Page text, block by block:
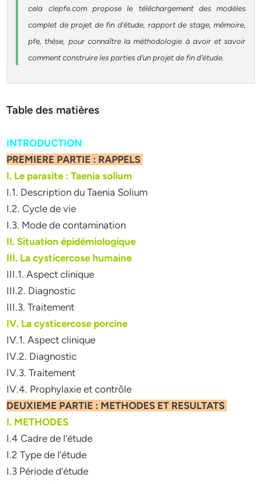
cela clepfe.com propose le téléchargement des modèles
complet de projet de fin d’étude, rapport de stage, mémoire,
pfe, thèse, pour connaître la méthodologie à avoir et savoir
comment construire les parties d’un projet de fin d’étude.
Table des matières
INTRODUCTION
PREMIERE PARTIE : RAPPELS
I. Le parasite : Taenia solium
I.1. Description du Taenia Solium
I.2. Cycle de vie
I.3. Mode de contamination
II. Situation épidémiologique
III. La cysticercose humaine
III.1. Aspect clinique
III.2. Diagnostic
III.3. Traitement
IV. La cysticercose porcine
IV.1. Aspect clinique
IV.2. Diagnostic
IV.3. Traitement
IV.4. Prophylaxie et contrôle
DEUXIEME PARTIE : METHODES ET RESULTATS
I. METHODES
I.4 Cadre de l’étude
I.2 Type de l’étude
I.3 Période d’étude